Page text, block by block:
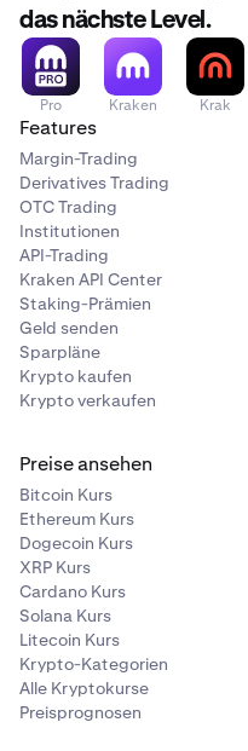
das nächste Level.
Pro Kraken Krak
Features
Margin-Trading
Derivatives Trading
OTC Trading
Institutionen
API-Trading
Kraken API Center
Staking-Prämien
Geld senden
Sparpläne
Krypto kaufen
Krypto verkaufen
Preise ansehen
Bitcoin Kurs
Ethereum Kurs
Dogecoin Kurs
XRP Kurs
Cardano Kurs
Solana Kurs
Litecoin Kurs
Krypto-Kategorien
Alle Kryptokurse
Preisprognosen